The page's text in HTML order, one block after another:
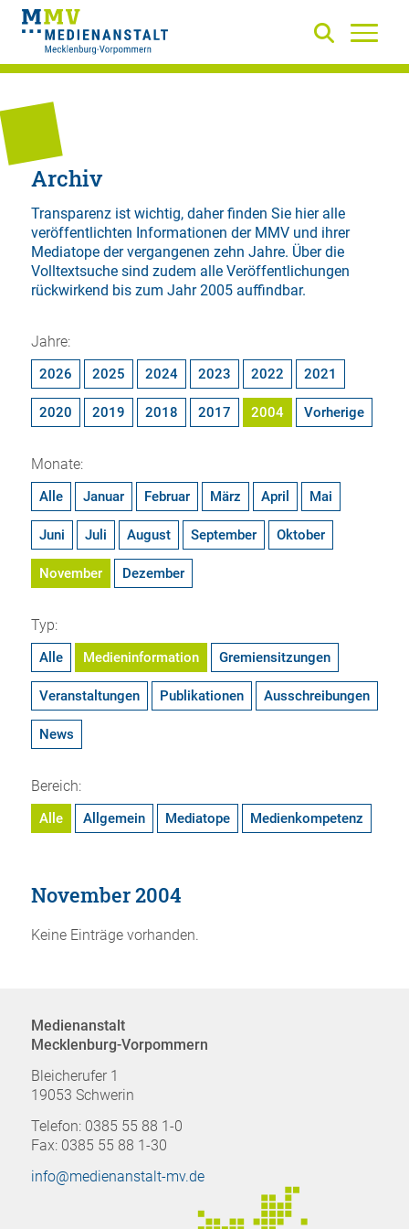
Archiv
Transparenz ist wichtig, daher finden Sie hier alle
veröffentlichten Informationen der MMV und ihrer
Mediatope der vergangenen zehn Jahre. Über die
Volltextsuchesind zudem alle Veröffentlichungen
rückwirkend bis zum Jahr 2005 auffindbar.
Jahre:
2026 2025 2024 2023 2022 2021
2020 2019 2018 2017 2004 Vorherige
Monate:
Alle Januar Februar März April Mai
Juni Juli August September Oktober
November Dezember
Typ:
Alle Medieninformation Gremiensitzungen
Veranstaltungen Publikationen Ausschreibungen
News
Bereich:
Alle Allgemein Mediatope Medienkompetenz
November 2004
Keine Einträge vorhanden.
Medienanstalt
Mecklenburg-Vorpommern
Bleicherufer 1
19053 Schwerin
Telefon: 0385 55 88 1-0
Fax: 0385 55 88 1-30
info@medienanstalt-mv.de